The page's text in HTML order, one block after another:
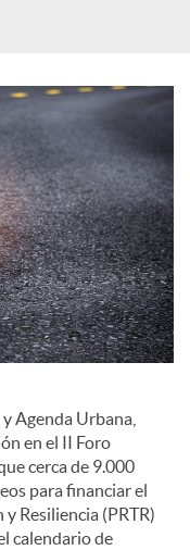
Agenda Urbana,
en el II Foro
cerca de 9.000
para financiar el
Resiliencia (PRTR)
calendario de